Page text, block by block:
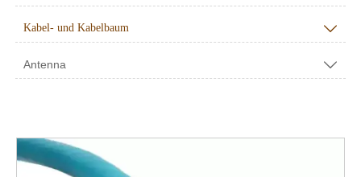
Kabel- und Kabelbaum 
Antenna 